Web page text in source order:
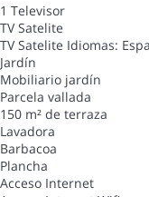
1 Televisor
TV Satelite
TV Satelite Idiomas:
Jardín
Mobiliario jardín
Parcela vallada
150 m² de terraza
Lavadora
Barbacoa
Plancha
Acceso Internet